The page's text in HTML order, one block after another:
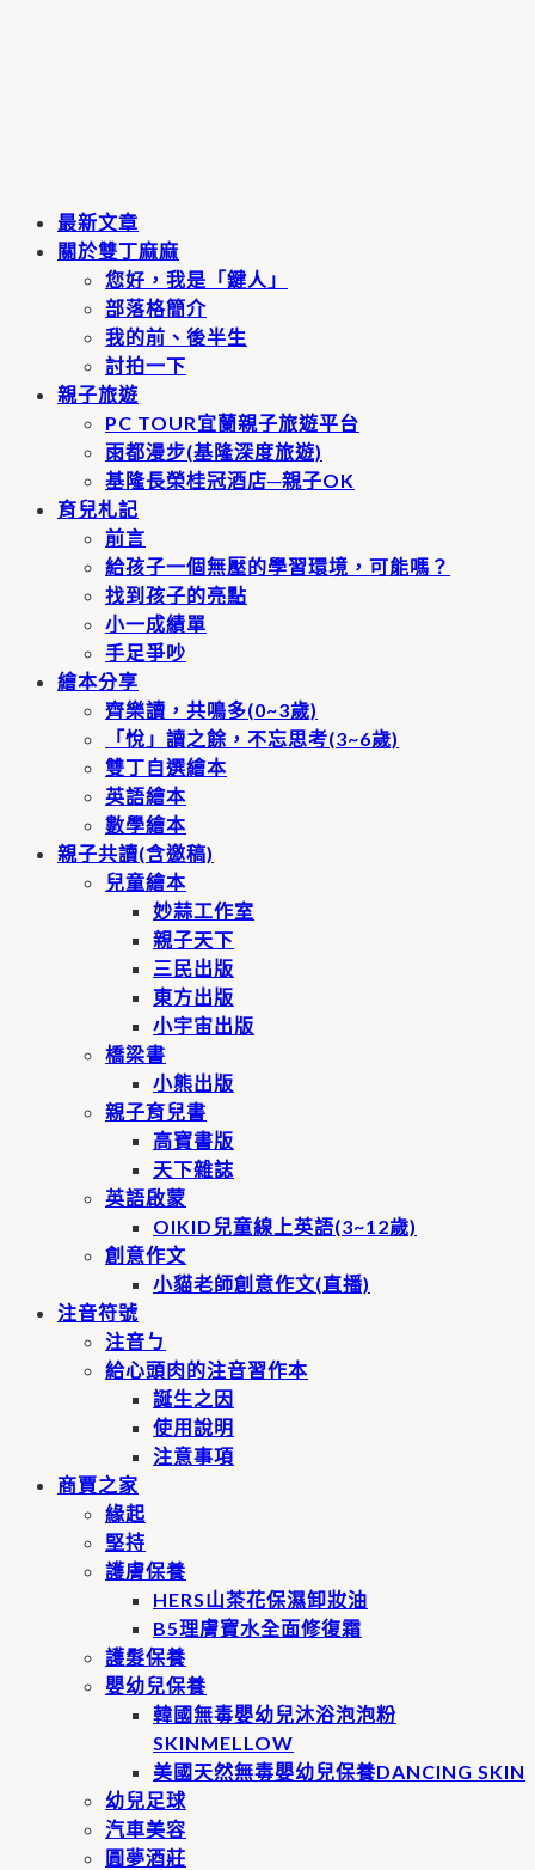
最新文章
關於雙丁麻麻
您好，我是「鍵人」
部落格簡介
我的前、後半生
討拍一下
親子旅遊
PC TOUR宜蘭親子旅遊平台
雨都漫步(基隆深度旅遊)
基隆長榮桂冠酒店─親子OK
育兒札記
前言
給孩子一個無壓的學習環境，可能嗎？
找到孩子的亮點
小一成績單
手足爭吵
繪本分享
齊樂讀，共鳴多(0~3歲)
「悅」讀之餘，不忘思考(3~6歲)
雙丁自選繪本
英語繪本
數學繪本
親子共讀(含邀稿)
兒童繪本
妙蒜工作室
親子天下
三民出版
東方出版
小宇宙出版
橋梁書
小熊出版
親子育兒書
高寶書版
天下雜誌
英語啟蒙
OIKID兒童線上英語(3~12歲)
創意作文
小貓老師創意作文(直播)
注音符號
注音ㄅ
給心頭肉的注音習作本
誕生之因
使用說明
注意事項
商賈之家
緣起
堅持
護膚保養
HERS山茶花保濕卸妝油
B5理膚寶水全面修復霜
護髮保養
嬰幼兒保養
韓國無毒嬰幼兒沐浴泡泡粉
SKINMELLOW
美國天然無毒嬰幼兒保養DANCING SKIN
幼兒足球
汽車美容
圓夢酒莊